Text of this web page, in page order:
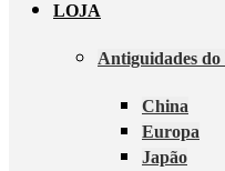
LOJA
Antiguidades
China
Europa
Japão